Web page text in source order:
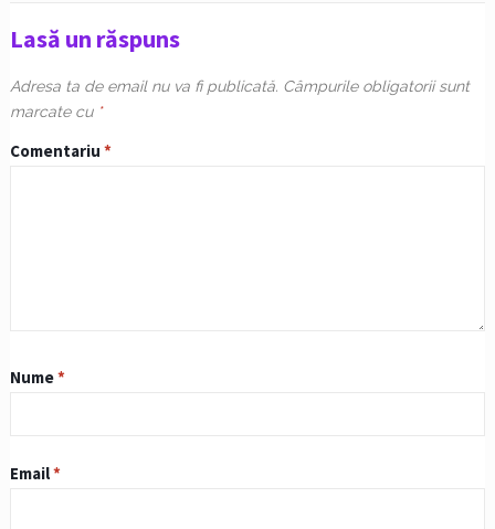
Lasă un răspuns
Adresa ta de email nu va fi publicată. Câmpurile obligatorii sunt
marcate cu *
Comentariu *
Nume*
Email*